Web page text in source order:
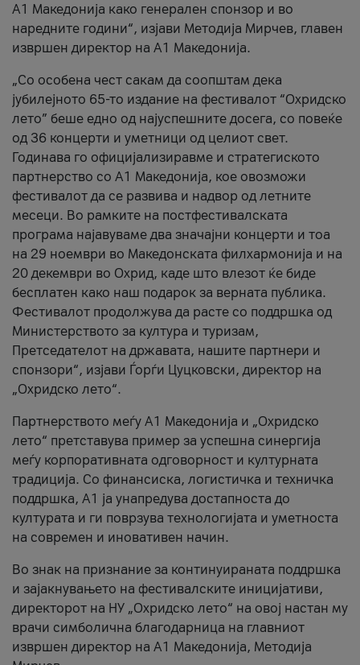
A1 Македонија како генерален спонзор и во
наредните години“, изјави Методија Мирчев, главен
извршен директор на A1 Македонија.
„Со особена чест сакам да соопштам дека
јубилејното 65-то издание на фестивалот “Охридско
лето” беше едно од најуспешните досега, со повеќе
од 36 концерти и уметници од целиот свет.
Годинава го официјализиравме и стратегиското
партнерство со А1 Македонија, кое овозможи
фестивалот да се развива и надвор од летните
месеци. Во рамките на постфестивалската
програма најавуваме два значајни концерти и тоа
на 29 ноември во Македонската филхармонија и на
20 декември во Охрид, каде што влезот ќе биде
бесплатен како наш подарок за верната публика.
Фестивалот продолжува да расте со поддршка од
Министерството за култура и туризам,
Претседателот на државата, нашите партнери и
спонзори“, изјави Ѓорѓи Цуцковски, директор на
„Охридско лето“.
Партнерството меѓу A1 Македонија и „Охридско
лето“ претставува пример за успешна синергија
меѓу корпоративната одговорност и културната
традиција. Со финансиска, логистичка и техничка
поддршка, A1 ја унапредува достапноста до
културата и ги поврзува технологијата и уметноста
на современ и иновативен начин.
Во знак на признание за континуираната поддршка
и зајакнувањето на фестивалските иницијативи,
директорот на НУ „Охридско лето“ на овој настан му
врачи симболична благодарница на главниот
извршен директор на A1 Македонија, Методија